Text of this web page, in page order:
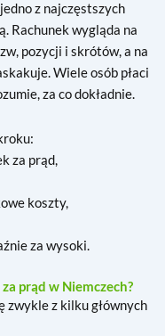
z najczęstszych
Rachunek wygląda na
pozycji i skrótów, a na
Wiele osób płaci
za co dokładnie.
za prąd,
koszty,
za wysoki.
prąd w Niemczech?
zwykle z kilku głównych